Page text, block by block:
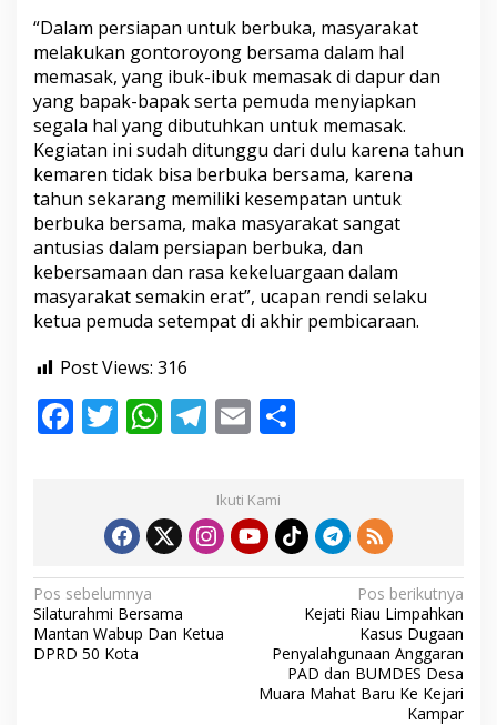
M
a
s
j
i
d
A
l
-
s
t
i
q
a
m
“Dalam persiapan untuk berbuka, masyarakat
melakukan gontoroyong bersama dalam hal
memasak, yang ibuk-ibuk memasak di dapur dan
yang bapak-bapak serta pemuda menyiapkan
segala hal yang dibutuhkan untuk memasak.
Kegiatan ini sudah ditunggu dari dulu karena tahun
kemaren tidak bisa berbuka bersama, karena
tahun sekarang memiliki kesempatan untuk
berbuka bersama, maka masyarakat sangat
antusias dalam persiapan berbuka, dan
kebersamaan dan rasa kekeluargaan dalam
masyarakat semakin erat”, ucapan rendi selaku
ketua pemuda setempat di akhir pembicaraan.
Post Views: 316
F
o
k
T
er
W
s
A
p
p
T
e
gr
a
m
E
ai
l e
Ikuti Kami
N
a
v
Pos sebelumnya
Silaturahmi Bersama
Mantan Wabup Dan Ketua
DPRD 50 Kota
Pos berikutnya
Kejati Riau Limpahkan
Kasus Dugaan
Penyalahgunaan Anggaran
PAD dan BUMDES Desa
Muara Mahat Baru Ke Kejari
Kampar